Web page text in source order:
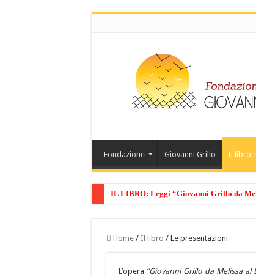
Fondazione Giovanni Grillo Il libro
IL LIBRO: Leggi “Giovanni Grillo da
Home / Il libro / Le presentazioni
L’opera “Giovanni Grillo da Melissa